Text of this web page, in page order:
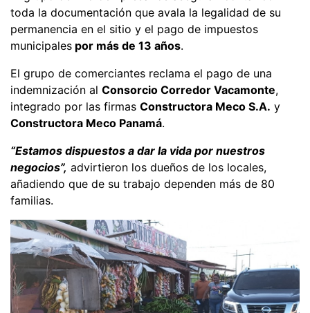
toda la documentación que avala la legalidad de su
permanencia en el sitio y el pago de impuestos
municipales por más de 13 años.
El grupo de comerciantes reclama el pago de una
indemnización al Consorcio Corredor Vacamonte,
integrado por las firmas Constructora Meco S.A. y
Constructora Meco Panamá.
“Estamos dispuestos a dar la vida por nuestros
negocios”, advirtieron los dueños de los locales,
añadiendo que de su trabajo dependen más de 80
familias.